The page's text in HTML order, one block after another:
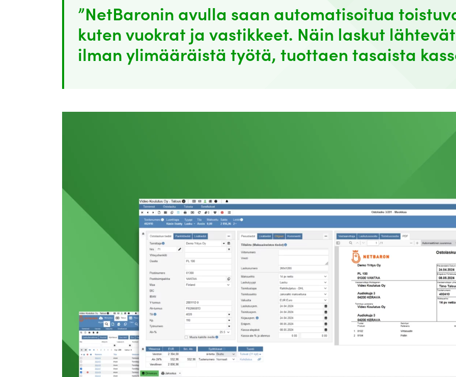
”NetBaronin avulla saan automatisoitua
kuten vuokrat ja vastikkeet. Näin laskut
ilman ylimääräistä työtä, tuottaen tasaista